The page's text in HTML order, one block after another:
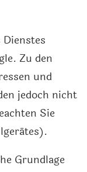
Zu den
und
jedoch nicht
Sie
Grundlage